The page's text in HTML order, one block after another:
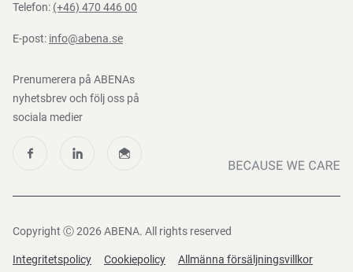
Telefon: (+46) 470 446 00
E-post: info@abena.se
Prenumerera på ABENAs
nyhetsbrev och följ oss på
sociala medier
Copyright Ⓒ 2026 ABENA. All rights reserved
Integritetspolicy Cookiepolicy Allmänna försäljningsvillkor